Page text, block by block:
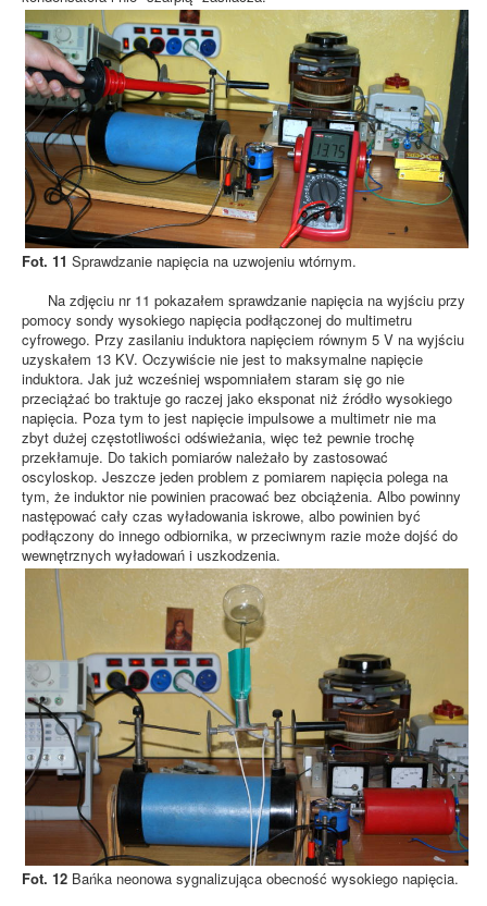
Fot. 11 Sprawdzanie napięcia na uzwojeniu wtórnym.
Na zdjęciu nr 11 pokazałem sprawdzanie napięcia na wyjściu przy
pomocy sondy wysokiego napięcia podłączonej do multimetru
cyfrowego. Przy zasilaniu induktora napięciem równym 5 V na wyjściu
uzyskałem 13 KV. Oczywiście nie jest to maksymalne napięcie
induktora. Jak już wcześniej wspomniałem staram się go nie
przeciążać bo traktuje go raczej jako eksponat niż źródło wysokiego
napięcia. Poza tym to jest napięcie impulsowe a multimetr nie ma
zbyt dużej częstotliwości odświeżania, więc też pewnie trochę
przekłamuje. Do takich pomiarów należało by zastosować
oscyloskop. Jeszcze jeden problem z pomiarem napięcia polega na
tym, że induktor nie powinien pracować bez obciążenia. Albo powinny
następować cały czas wyładowania iskrowe, albo powinien być
podłączony do innego odbiornika, w przeciwnym razie może dojść do
wewnętrznych wyładowań i uszkodzenia.
Fot. 12 Bańka neonowa sygnalizująca obecność wysokiego napięcia.